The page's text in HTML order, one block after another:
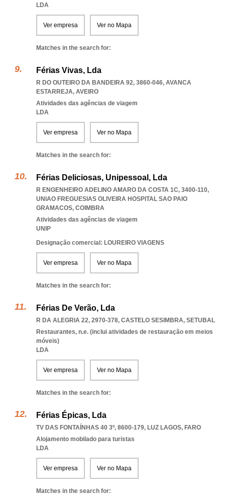
LDA
Ver empresa Ver no Mapa
Matches in the search for:
Férias Vivas, Lda
R DO OUTEIRO DA BANDEIRA 92, 3860-046, AVANCA
ESTARREJA, AVEIRO
Atividades das agências de viagem
LDA
Ver empresa Ver no Mapa
Matches in the search for:
Férias Deliciosas, Unipessoal, Lda
R ENGENHEIRO ADELINO AMARO DA COSTA 1C, 3400-110,
UNIAO FREGUESIAS OLIVEIRA HOSPITAL SAO PAIO
GRAMACOS, COIMBRA
Atividades das agências de viagem
UNIP
Designação comercial: LOUREIRO VIAGENS
Ver empresa Ver no Mapa
Matches in the search for:
Férias De Verão, Lda
R DA ALEGRIA 22, 2970-378, CASTELO SESIMBRA, SETUBAL
Restaurantes, n.e. (inclui atividades de restauração em meios
móveis)
LDA
Ver empresa Ver no Mapa
Matches in the search for:
Férias Épicas, Lda
TV DAS FONTAÍNHAS 40 3º, 8600-179, LUZ LAGOS, FARO
Alojamento mobilado para turistas
LDA
Ver empresa Ver no Mapa
Matches in the search for: